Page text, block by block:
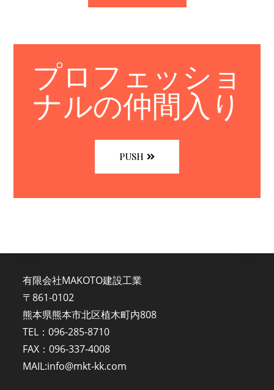
プロフェッショ
ナルの仲間入り
PUSH
有限会社MAKOTO建設工業
〒861-0102
熊本県熊本市北区植木町内808
TEL：096-285-8710
FAX：096-337-4008
MAIL:info@mkt-kk.com